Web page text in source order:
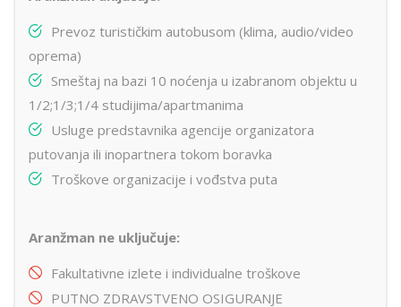
Prevoz turističkim autobusom (klima, audio/video
oprema)
Smeštaj na bazi 10 noćenja u izabranom objektu u
1/2;1/3;1/4 studijima/apartmanima
Usluge predstavnika agencije organizatora
putovanja ili inopartnera tokom boravka
Troškove organizacije i vođstva puta
Aranžman ne uključuje:
Fakultativne izlete i individualne troškove
PUTNO ZDRAVSTVENO OSIGURANJE